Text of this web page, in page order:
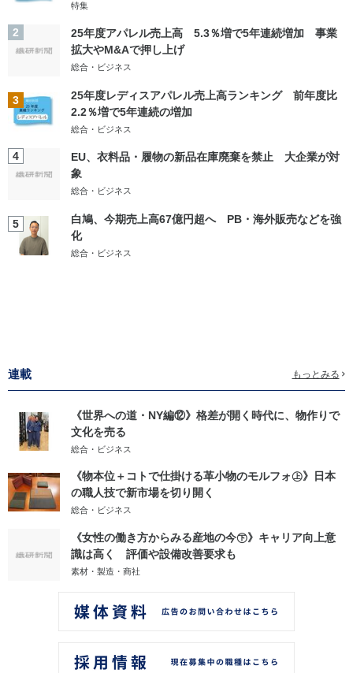
特集
2
25年度アパレル売上高 5.3％増で5年連続増加 事業
拡大やM&Aで押し上げ
総合・ビジネス
3
25年度レディスアパレル売上高ランキング 前年度比
2.2％増で5年連続の増加
総合・ビジネス
4
EU、衣料品・履物の新品在庫廃棄を禁止 大企業が対
象
総合・ビジネス
5
白鳩、今期売上高67億円超へ PB・海外販売などを強
化
総合・ビジネス
連載 もっとみる
《世界への道・NY編⑫》格差が開く時代に、物作りで
文化を売る
総合・ビジネス
《物本位＋コトで仕掛ける革小物のモルフォ㊤》日本
の職人技で新市場を切り開く
総合・ビジネス
《女性の働き方からみる産地の今㊦》キャリア向上意
識は高く 評価や設備改善要求も
素材・製造・商社